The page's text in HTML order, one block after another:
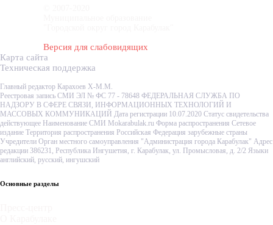
Версия для слабовидящих
Карта сайта
Техническая поддержка
Главный редактор Карахоев Х-М.М.
Реестровая запись СМИ ЭЛ № ФС 77 - 78648 ФЕДЕРАЛЬНАЯ СЛУЖБА ПО
НАДЗОРУ В СФЕРЕ СВЯЗИ, ИНФОРМАЦИОННЫХ ТЕХНОЛОГИЙ И
МАССОВЫХ КОММУНИКАЦИЙ Дата регистрации 10.07.2020 Статус свидетельства
действующее Наименование СМИ Mokarabulak.ru Форма распространения Сетевое
издание Территория распространения Российская Федерация зарубежные страны
Учредители Орган местного самоуправления "Администрация города Карабулак" Адрес
редакции 386231, Республика Ингушетия, г. Карабулак, ул. Промысловая, д. 2/2 Языки
английский, русский, ингушский
Основные разделы